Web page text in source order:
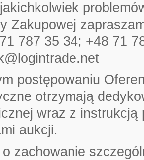
Zakupowej
787 35 34; +48 71
postępowaniu
otrzymają
wraz z instrukcją
aukcji.
o zachowanie